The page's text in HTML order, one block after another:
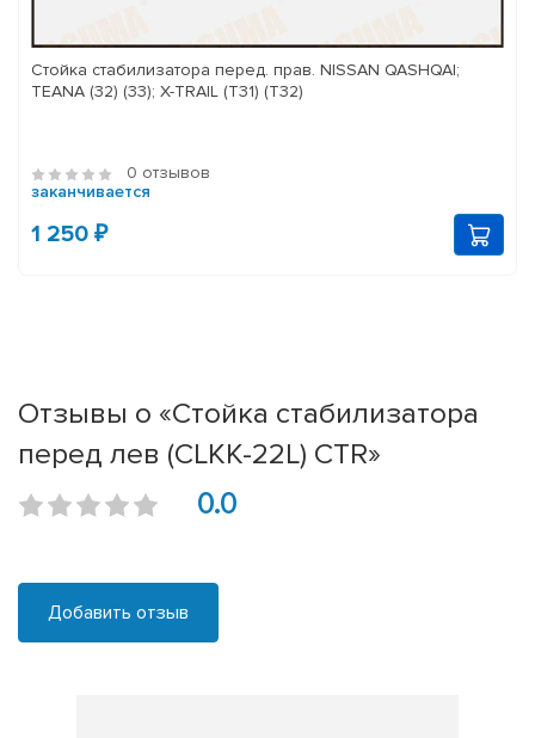
Стойка стабилизатора перед. прав. NISSAN QASHQAI;
TEANA (32) (33); X-TRAIL (T31) (T32)
0 отзывов
заканчивается
1 250 ₽
Отзывы о «Стойка стабилизатора
перед лев (CLKK-22L) CTR»
0.0
Добавить отзыв